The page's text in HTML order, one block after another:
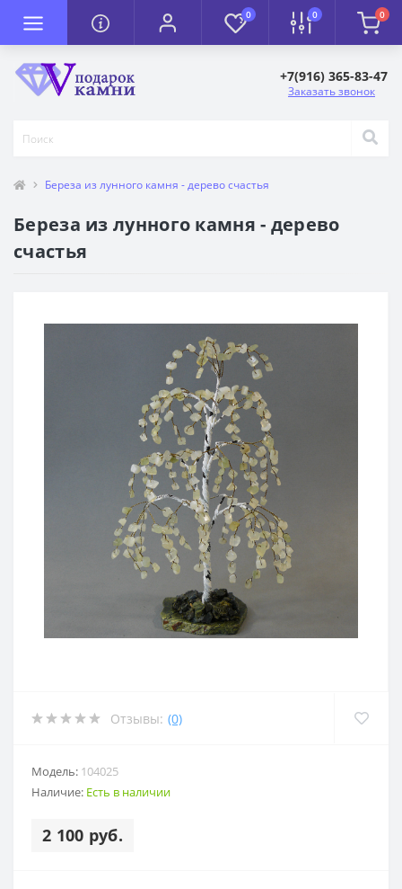
0 0 0
+7(916) 365-83-47
Заказать звонок
Береза из лунного камня - дерево счастья
Береза из лунного камня - дерево
счастья
Отзывы: (0)
Модель: 104025
Наличие: Есть в наличии
2 100 руб.